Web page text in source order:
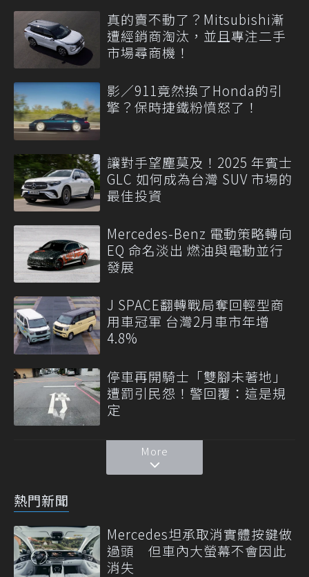
真的賣不動了？Mitsubishi漸
遭經銷商淘汰，並且專注二手
市場尋商機！
影／911竟然換了Honda的引
擎？保時捷鐵粉憤怒了！
讓對手望塵莫及！2025 年賓士
GLC 如何成為台灣 SUV 市場的
最佳投資
Mercedes-Benz 電動策略轉向
EQ 命名淡出 燃油與電動並行
發展
J SPACE翻轉戰局奪回輕型商
用車冠軍 台灣2月車市年增
4.8%
停車再開騎士「雙腳未著地」
遭罰引民怨！警回覆：這是規
定
More
熱門新聞
Mercedes坦承取消實體按鍵做
過頭 但車內大螢幕不會因此
消失